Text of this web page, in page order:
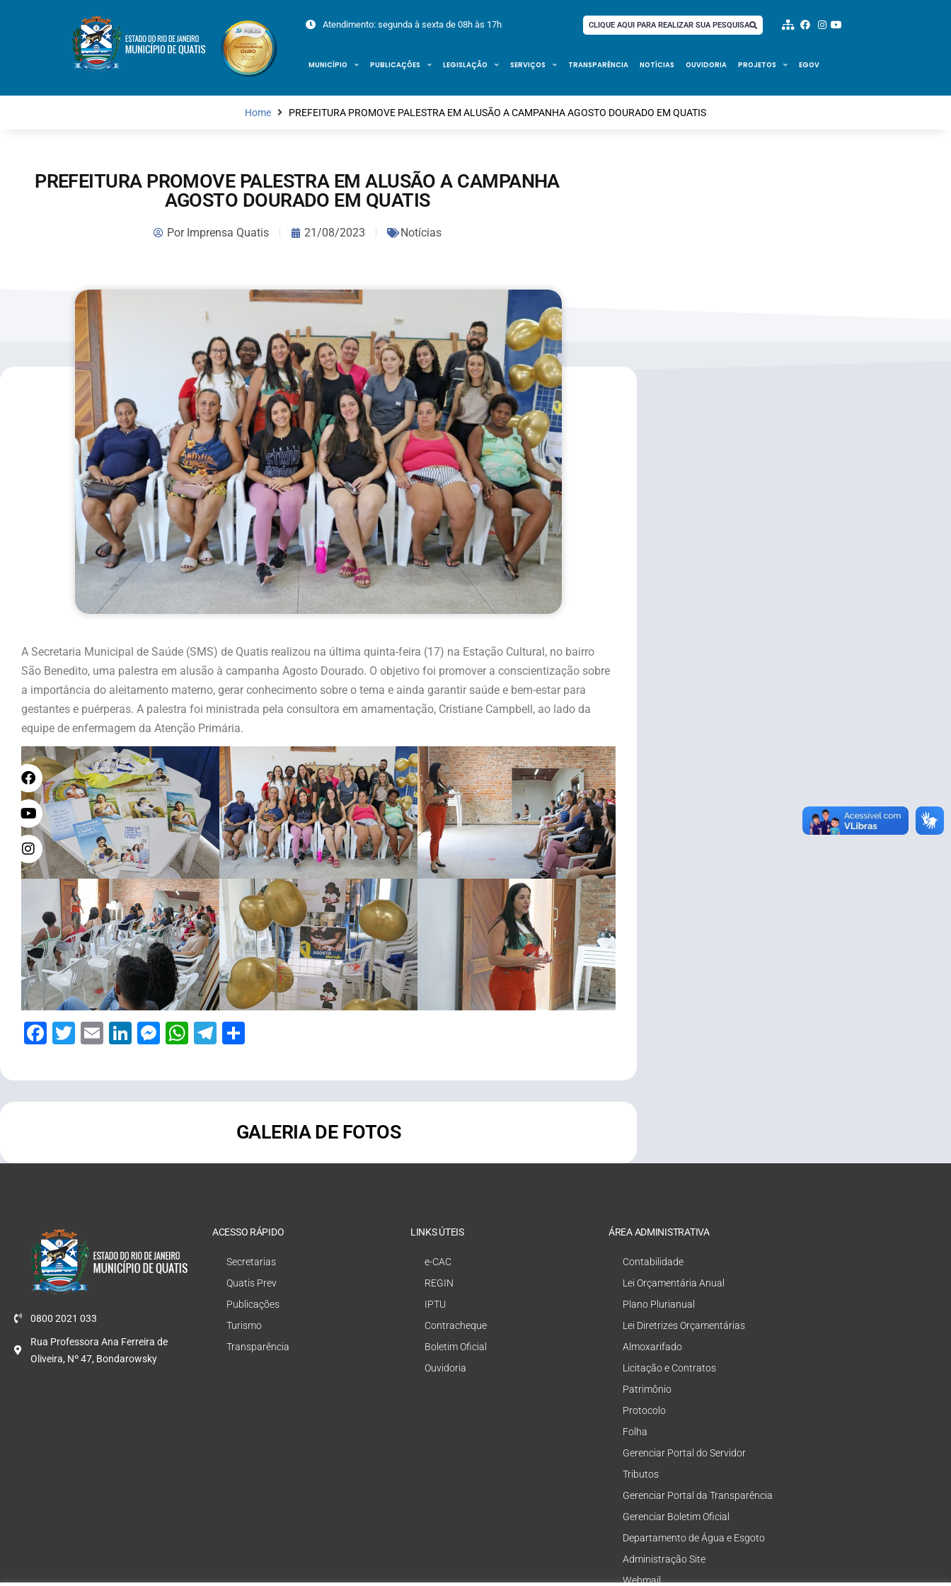
Atendimento: segunda à sexta de 08h às 17h CLIQUE AQUI PARA REALIZAR SUA PESQUISA
MUNICÍPIO PUBLICAÇÕES LEGISLAÇÃO SERVIÇOS TRANSPARÊNCIA NOTÍCIAS OUVIDORIA PROJETOS EGOV
Home PREFEITURA PROMOVE PALESTRA EM ALUSÃO A CAMPANHA AGOSTO DOURADO EM QUATIS
PREFEITURA PROMOVE PALESTRA EM ALUSÃO A CAMPANHA
AGOSTO DOURADO EM QUATIS
PorImprensa Quatis 21/08/2023 Notícias
A Secretaria Municipal de Saúde (SMS) de Quatis realizou na última quinta-feira (17) na Estação Cultural, no bairro
São Benedito, uma palestra em alusão à campanha Agosto Dourado. O objetivo foi promover a conscientização sobre
a importância do aleitamento materno, gerar conhecimento sobre o tema e ainda garantir saúde e bem-estar para
gestantes e puérperas. A palestra foi ministrada pela consultora em amamentação, Cristiane Campbell, ao lado da
equipe de enfermagem da Atenção Primária.
Facebook
Twitter
EmailLinkedIn
Messenger
WhatsApp
Telegram
GALERIA DE FOTOS
0800 2021 033
Rua Professora Ana Ferreira de
Oliveira, Nº 47, Bondarowsky
ACESSO RÁPIDO
Secretarias
Quatis Prev
Publicações
Turismo
Transparência
LINKS ÚTEIS
e-CAC
REGIN
IPTU
Contracheque
Boletim Oficial
Ouvidoria
ÁREA ADMINISTRATIVA
Contabilidade
Lei Orçamentária Anual
Plano Plurianual
Lei Diretrizes Orçamentárias
Almoxarifado
Licitação e Contratos
Patrimônio
Protocolo
Folha
Gerenciar Portal do Servidor
Tributos
Gerenciar Portal da Transparência
Gerenciar Boletim Oficial
Departamento de Água e Esgoto
Administração Site
Webmail